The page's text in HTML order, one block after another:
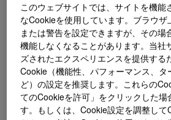
とは TRITON™ X-114
このウェブサイトでは、サイトを機能
なCookieを使用しています。ブラウザ
または警告を設定できますが、その場
機能しなくなることがあります。当社
ズされたエクスペリエンスを提供する
Cookie（機能性、パフォーマンス、
ど）の設定を推奨します。これらの
てのCookieを許可」をクリックした場
す。もしくは、Cookie設定を調整して